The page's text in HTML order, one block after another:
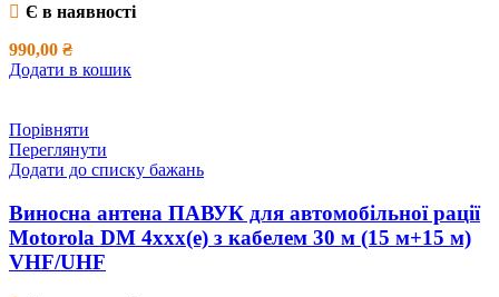
Є в наявності
990,00 ₴
Додати в кошик
Порівняти
Переглянути
Додати до списку бажань
Виносна антена ПАВУК для автомобільної рації
Motorola DM 4xxx(e) з кабелем 30 м (15 м+15 м)
VHF/UHF